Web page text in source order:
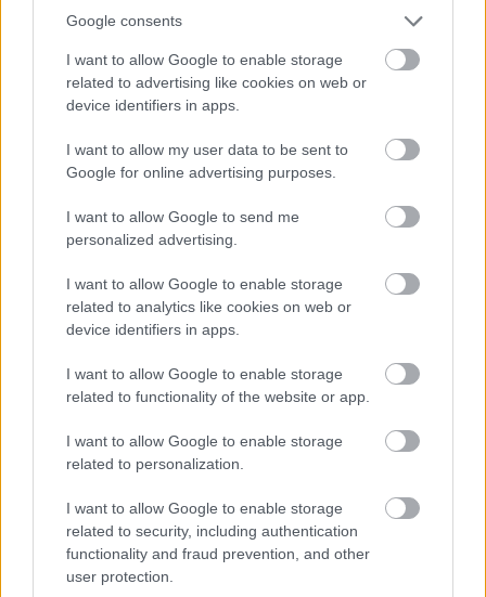
Google consents
I want to allow Google to enable storage
related to advertising like cookies on web or
device identifiers in apps.
I want to allow my user data to be sent to
Google for online advertising purposes.
I want to allow Google to send me
personalized advertising.
I want to allow Google to enable storage
related to analytics like cookies on web or
device identifiers in apps.
I want to allow Google to enable storage
related to functionality of the website or app.
I want to allow Google to enable storage
related to personalization.
I want to allow Google to enable storage
related to security, including authentication
functionality and fraud prevention, and other
user protection.